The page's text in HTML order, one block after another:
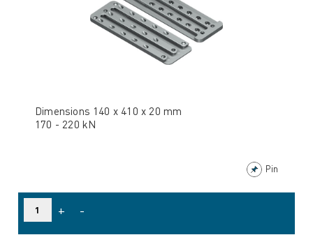
Dimensions 140 x 410 x 20 mm
170 - 220 kN
Pin
+ -